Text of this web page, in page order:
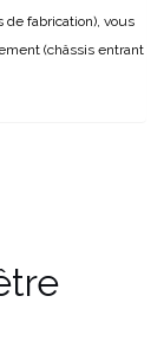
de fabrication), vous
(châssis entrant